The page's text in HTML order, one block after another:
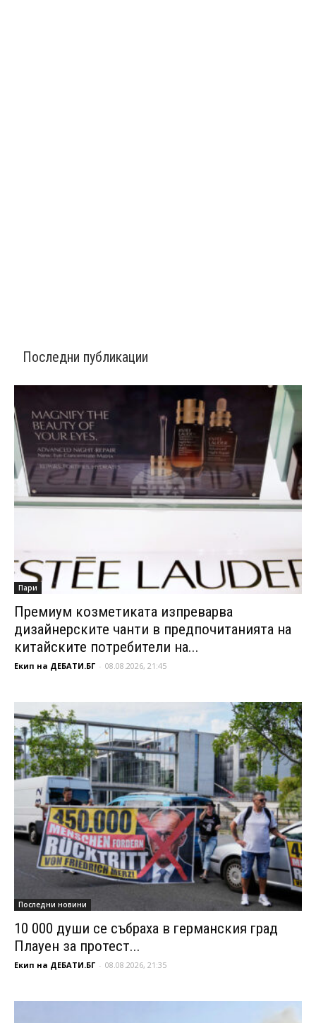
Последни публикации
Пари
Премиум козметиката изпреварва
дизайнерските чанти в предпочитанията на
китайските потребители на...
Екип на ДЕБАТИ.БГ - 08.08.2026, 21:45
Последни новини
10 000 души се събраха в германския град
Плауен за протест...
Екип на ДЕБАТИ.БГ - 08.08.2026, 21:35